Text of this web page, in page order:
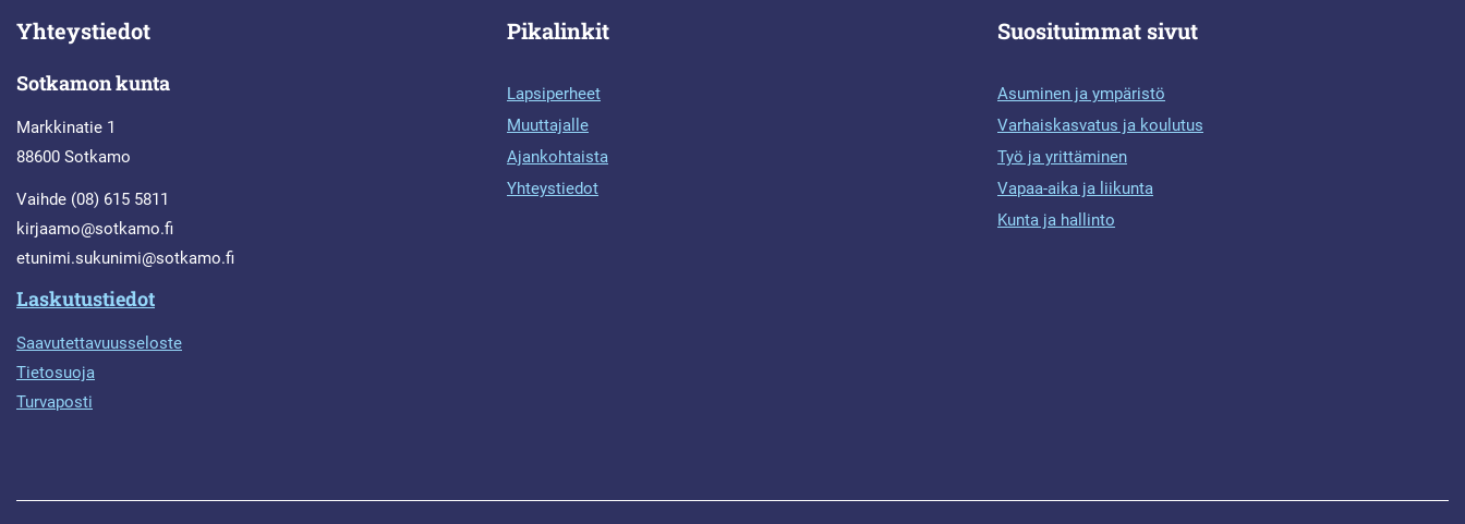
Yhteystiedot
Sotkamon kunta
Markkinatie 1
88600 Sotkamo
Vaihde (08) 615 5811
kirjaamo@sotkamo.fi
etunimi.sukunimi@sotkamo.fi
Laskutustiedot
Saavutettavuusseloste
Tietosuoja
Turvaposti
Pikalinkit
Lapsiperheet
Muuttajalle
Ajankohtaista
Yhteystiedot
Suosituimmat sivut
Asuminen ja ympäristö
Varhaiskasvatus ja koulutus
Työ ja yrittäminen
Vapaa-aika ja liikunta
Kunta ja hallinto